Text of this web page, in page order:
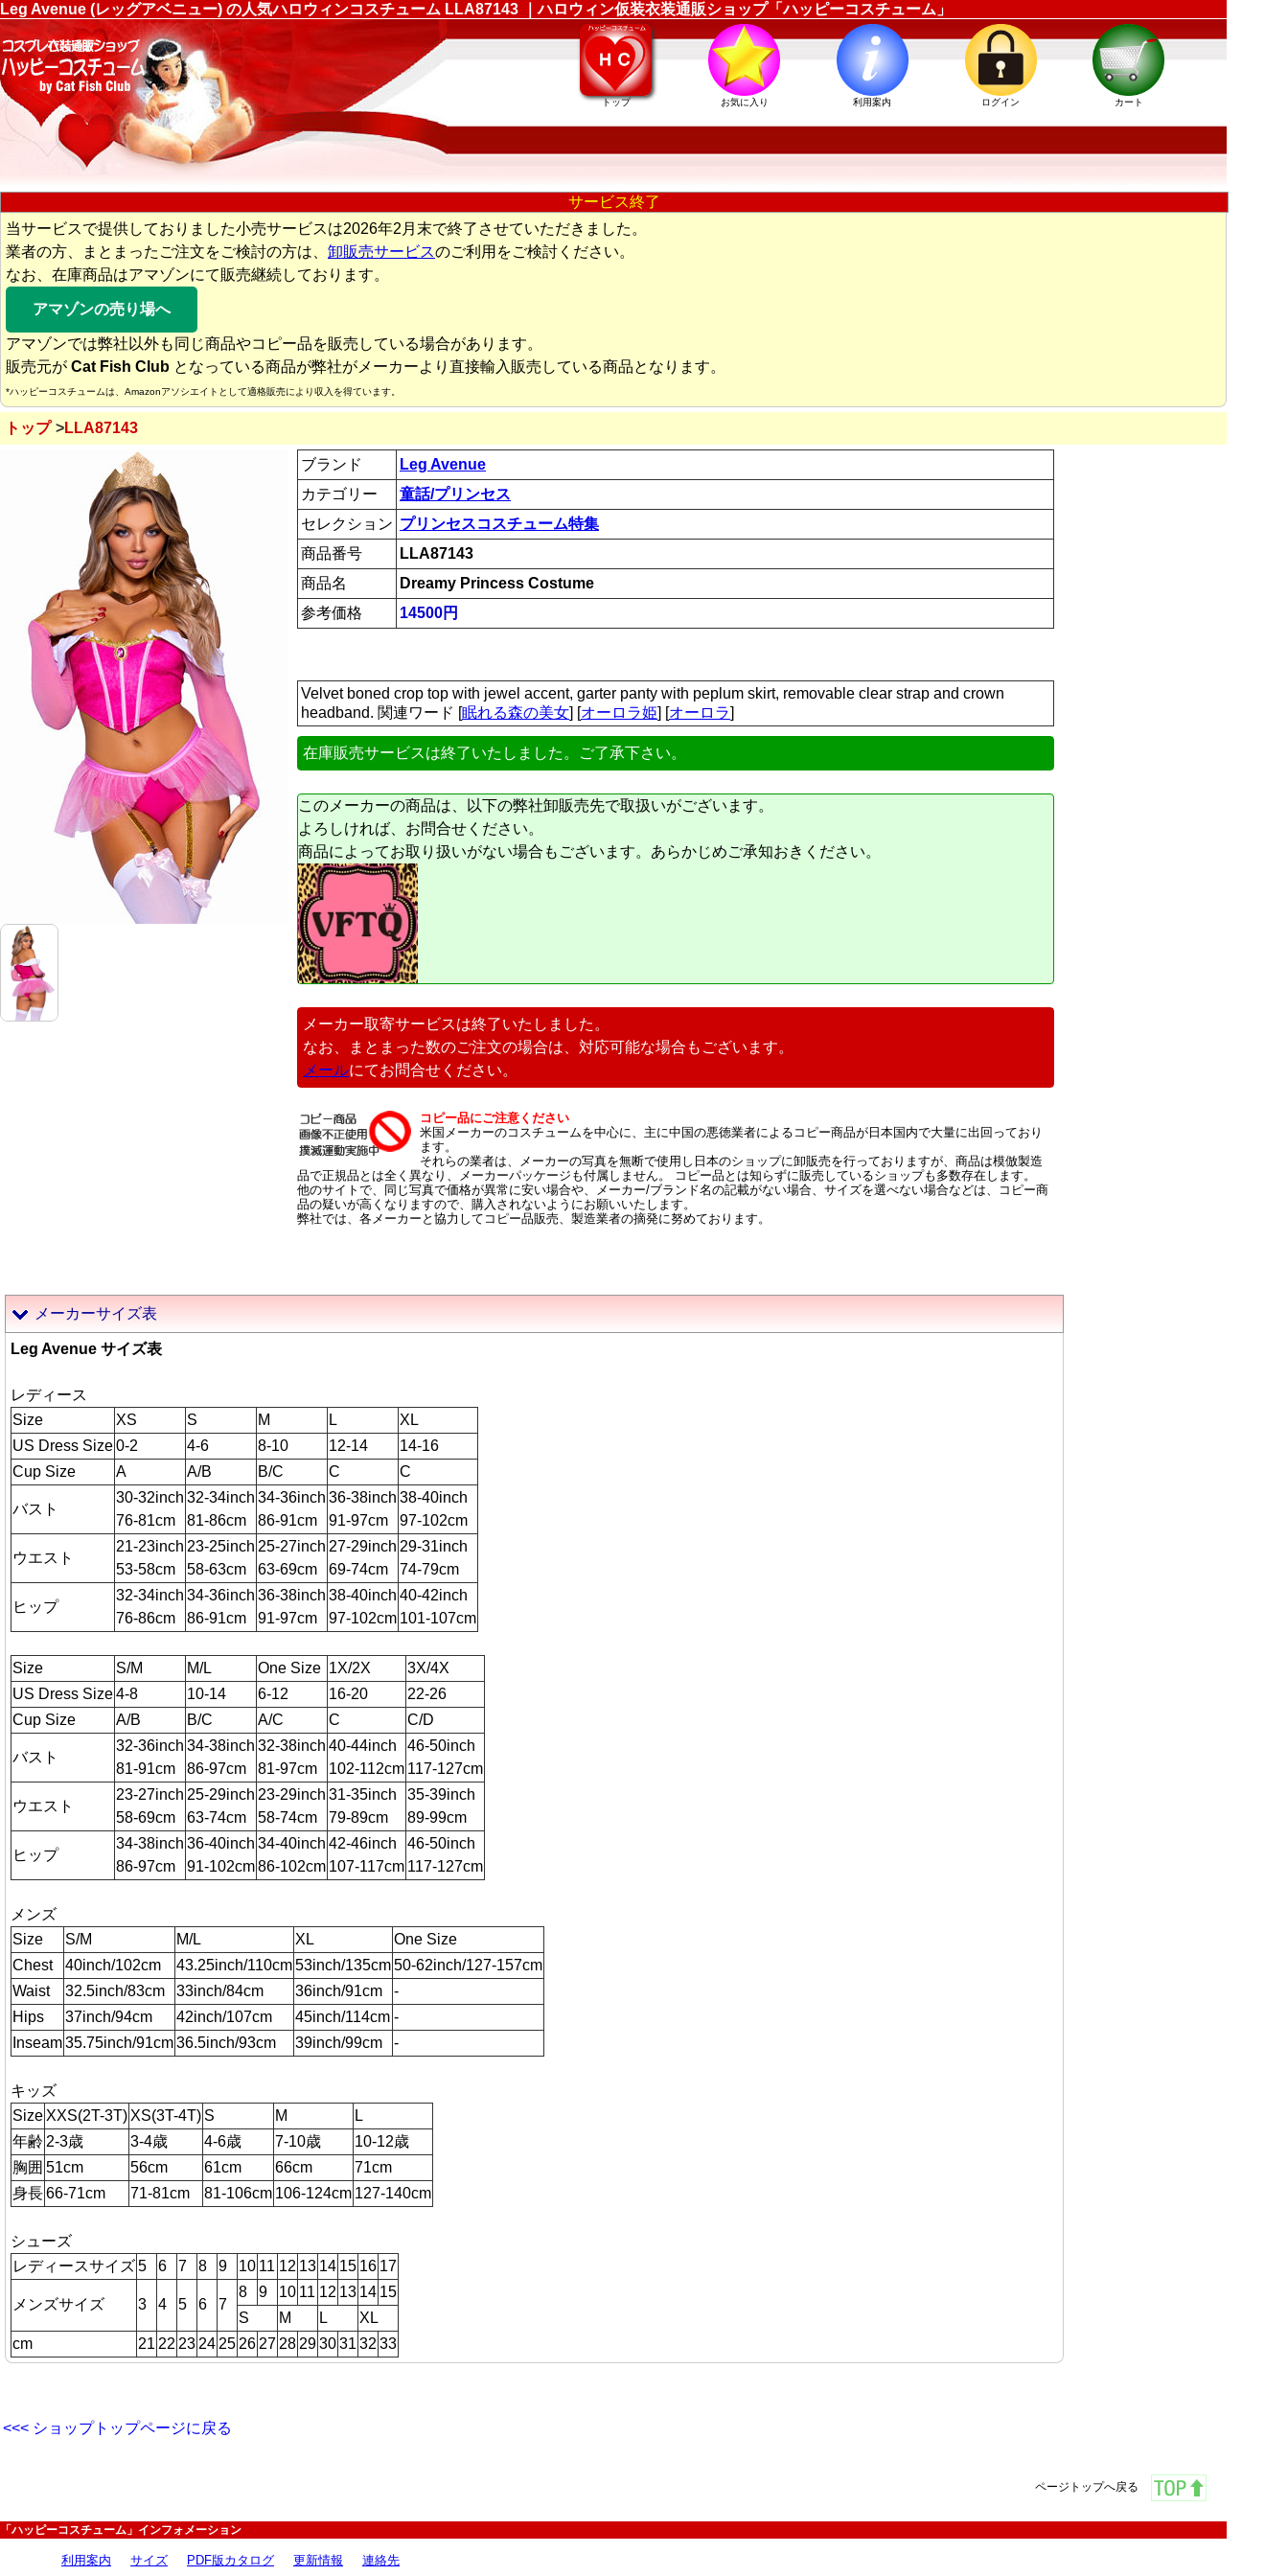
Leg Avenue (レッグアベニュー) の人気ハロウィンコスチューム LLA87143 ｜ハロウィン仮装衣装通販ショップ「ハッピーコスチューム」
トップ お気に入り 利用案内 ログイン カート
サービス終了
当サービスで提供しておりました小売サービスは2026年2月末で終了させていただきました。
業者の方、まとまったご注文をご検討の方は、 卸販売サービスのご利用をご検討ください。
なお、在庫商品はアマゾンにて販売継続しております。
アマゾンの売り場へ
アマゾンでは弊社以外も同じ商品やコピー品を販売している場合があります。
販売元が Cat Fish Club となっている商品が弊社がメーカーより直接輸入販売している商品となります。
*ハッピーコスチュームは、Amazonアソシエイトとして適格販売により収入を得ています。
トップ LLA87143
ブランド
Leg Avenue
カテゴリー
童話/プリンセス
セレクション プリンセスコスチューム特集
商品番号
LLA87143
商品名
Dreamy Princess Costume
参考価格
14500円
Velvet boned crop top with jewel accent, garter panty with peplum skirt, removable clear strap and crown
headband. 関連ワード [眠れる森の美女] [オーロラ姫] [オーロラ]
在庫販売サービスは終了いたしました。ご了承下さい。
このメーカーの商品は、以下の弊社卸販売先で取扱いがございます。
よろしければ、お問合せください。
商品によってお取り扱いがない場合もございます。あらかじめご承知おきください。
メーカー取寄サービスは終了いたしました。
なお、まとまった数のご注文の場合は、対応可能な場合もございます。
メールにてお問合せください。
コピー品にご注意ください
米国メーカーのコスチュームを中心に、主に中国の悪徳業者によるコピー商品が日本国内で大量に出回っており
ます。
それらの業者は、メーカーの写真を無断で使用し日本のショップに卸販売を行っておりますが、商品は模倣製造
品で正規品とは全く異なり、メーカーパッケージも付属しません。 コピー品とは知らずに販売しているショップも多数存在します。
他のサイトで、同じ写真で価格が異常に安い場合や、メーカー/ブランド名の記載がない場合、サイズを選べない場合などは、コピー商
品の疑いが高くなりますので、購入されないようにお願いいたします。
弊社では、各メーカーと協力してコピー品販売、製造業者の摘発に努めております。
メーカーサイズ表
Leg Avenue サイズ表
レディース
Size
XS S M L
XL
US Dress Size0-2 4-6 8-10 12-14
14-16
Cup Size
A A/B B/C C C
バスト
30-32inch
76-81cm
32-34inch
81-86cm
34-36inch
86-91cm
36-38inch
91-97cm
38-40inch
97-102cm
ウエスト
21-23inch
53-58cm
23-25inch
58-63cm
25-27inch
63-69cm
27-29inch
69-74cm
29-31inch
74-79cm
ヒップ
32-34inch
76-86cm
34-36inch
86-91cm
36-38inch
91-97cm
38-40inch
97-102cm
40-42inch
101-107cm
Size S/M M/L One Size 1X/2X
3X/4X
US Dress Size4-8 10-14 6-12 16-20
22-26
Cup Size
A/B B/C A/C C C/D
バスト
32-36inch
81-91cm
34-38inch
86-97cm
32-38inch
81-97cm
40-44inch
102-112cm
46-50inch
117-127cm
ウエスト
23-27inch
58-69cm
25-29inch
63-74cm
23-29inch
58-74cm
31-35inch
79-89cm
35-39inch
89-99cm
ヒップ
34-38inch
86-97cm
36-40inch
91-102cm
34-40inch
86-102cm
42-46inch
107-117cm
46-50inch
117-127cm
メンズ
Size
S/M M/L XL
One Size
Chest
40inch/102cm 43.25inch/110cm53inch/135cm50-62inch/127-157cm
Waist
32.5inch/83cm 33inch/84cm 36inch/91cm
-
Hips
37inch/94cm 42inch/107cm 45inch/114cm -
Inseam35.75inch/91cm36.5inch/93cm 39inch/99cm -
キッズ
Size XXS(2T-3T) XS(3T-4T) S M
L
年齢 2-3歳 3-4歳 4-6歳 7-10歳
10-12歳
胸囲 51cm 56cm 61cm 66cm
71cm
身長66-71cm 71-81cm 81-106cm 106-124cm 127-140cm
シューズ
レディースサイズ5 6 7 8 9 10 11 12 13 14 15 16 17
メンズサイズ 3 4 5 6 7
8 9 10 11 12 13 14 15
S
M L
XL
cm
21 22 23 24 25 26 27 28 293031 32 33
<<< ショップトップページに戻る
ページトップへ戻る
「ハッピーコスチューム」インフォメーション
利用案内 サイズ PDF版カタログ 更新情報 連絡先